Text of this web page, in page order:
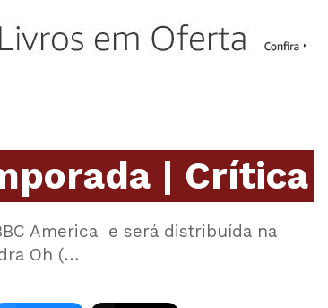
| Crítica
America e será distribuída na
Oh (…